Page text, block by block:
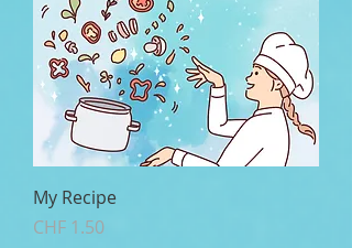
My Recipe
Preis
CHF 1.50